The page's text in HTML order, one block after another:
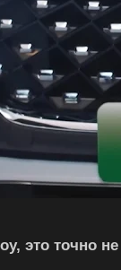
это точно